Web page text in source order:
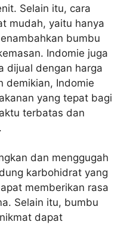
Selain itu, cara
mudah, yaitu hanya
bumbu
Indomie juga
dijual dengan harga
demikian, Indomie
yang tepat bagi
terbatas dan
dan menggugah
karbohidrat yang
memberikan rasa
Selain itu, bumbu
dapat